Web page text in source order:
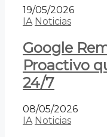
19/05/2026
IA Noticias
Google
Proactivo
24/7
08/05/2026
IA Noticias